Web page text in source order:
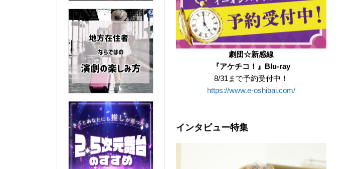
劇団☆新感線
『アケチコ！』Blu-ray
8/31まで予約受付中！
https://www.e-oshibai.com/
インタビュー特集